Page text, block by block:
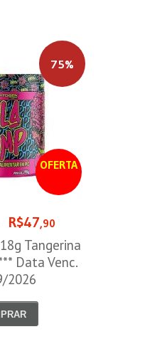
OFERTA
75%
R$47,90
Tangerina
Data Venc.
2026